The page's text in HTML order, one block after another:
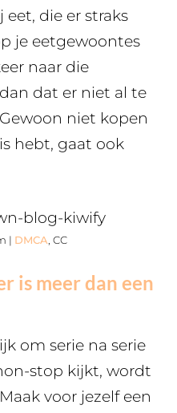
eet, die er straks
je eetgewoontes
naar die
dat er niet al te
niet kopen
hebt, gaat ook
| DMCA , CC
is meer dan een
om serie na serie
stop kijkt, wordt
voor jezelf een